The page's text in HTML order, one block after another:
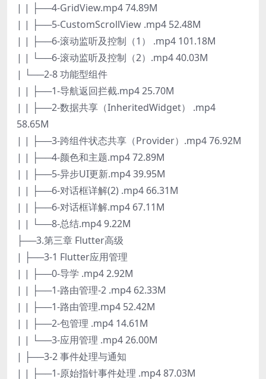
| | ├──4-GridView.mp4 74.89M
| | ├──5-CustomScrollView .mp4 52.48M
| | ├──6-滚动监听及控制（1） .mp4 101.18M
| | └──6-滚动监听及控制（2）.mp4 40.03M
| └──2-8 功能型组件
| | ├──1-导航返回拦截.mp4 25.70M
| | ├──2-数据共享（InheritedWidget） .mp4
58.65M
| | ├──3-跨组件状态共享（Provider）.mp4 76.92M
| | ├──4-颜色和主题.mp4 72.89M
| | ├──5-异步UI更新.mp4 39.95M
| | ├──6-对话框详解(2) .mp4 66.31M
| | ├──6-对话框详解.mp4 67.11M
| | └──8-总结.mp4 9.22M
├──3.第三章 Flutter高级
| ├──3-1 Flutter应用管理
| | ├──0-导学 .mp4 2.92M
| | ├──1-路由管理-2 .mp4 62.33M
| | ├──1-路由管理.mp4 52.42M
| | ├──2-包管理 .mp4 14.61M
| | └──3-应用管理 .mp4 26.00M
| ├──3-2 事件处理与通知
| | ├──1-原始指针事件处理 .mp4 87.03M